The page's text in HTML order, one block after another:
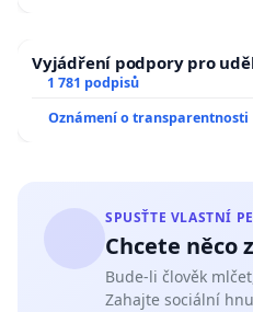
Vyjádření podpory pro
1 781 podpisů
Oznámení o transparentnosti
SPUSŤTE VLASTNÍ
Chcete něco
Bude-li člověk
Zahajte sociální